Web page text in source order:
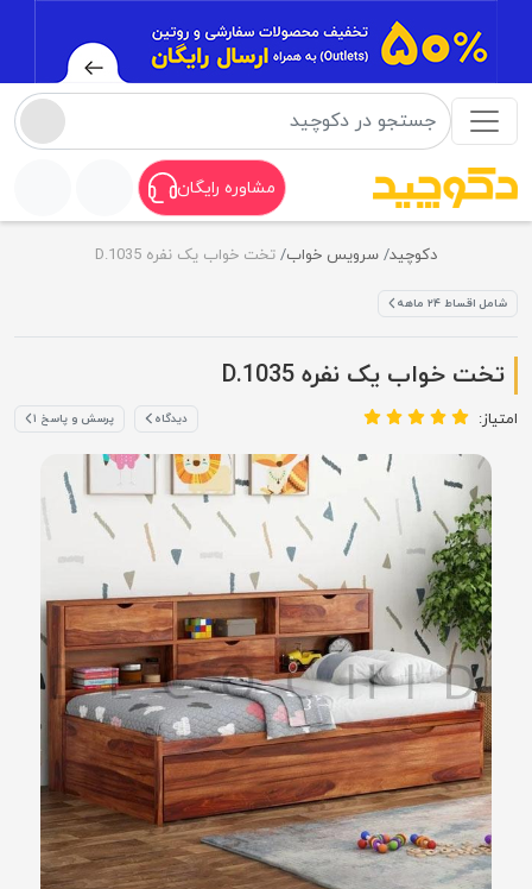
مشاوره رایگان
دکوچید سرویس خواب تخت خواب یک نفره D.1035
شامل اقساط ۲۴ ماهه
تخت خواب یک نفره D.1035
امتیاز: دیدگاه پرسش و پاسخ ۱